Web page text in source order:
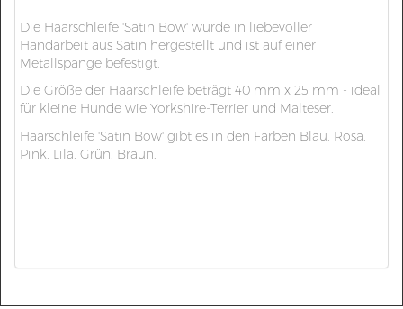
Die Haarschleife 'Satin Bow' wurde in liebevoller
Handarbeit aus Satin hergestellt und ist auf einer
Metallspange befestigt.
Die Größe der Haarschleife beträgt 40 mm x 25 mm - ideal
für kleine Hunde wie Yorkshire-Terrier und Malteser.
Haarschleife 'Satin Bow' gibt es in den Farben Blau, Rosa,
Pink, Lila, Grün, Braun.